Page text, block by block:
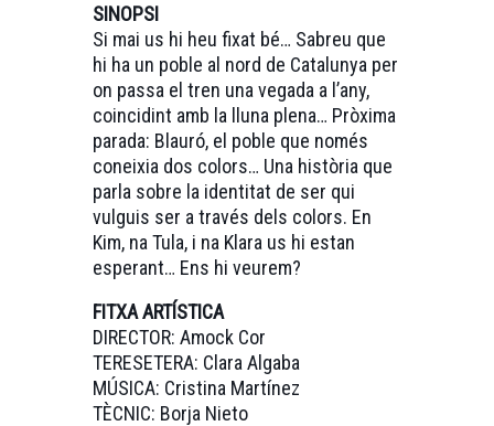
SINOPSI
Si mai us hi heu fixat bé… Sabreu que
hi ha un poble al nord de Catalunya per
on passa el tren una vegada a l’any,
coincidint amb la lluna plena… Pròxima
parada: Blauró, el poble que només
coneixia dos colors… Una història que
parla sobre la identitat de ser qui
vulguis ser a través dels colors. En
Kim, na Tula, i na Klara us hi estan
esperant… Ens hi veurem?
FITXA ARTÍSTICA
DIRECTOR: Amock Cor
TERESETERA: Clara Algaba
MÚSICA: Cristina Martínez
TÈCNIC: Borja Nieto